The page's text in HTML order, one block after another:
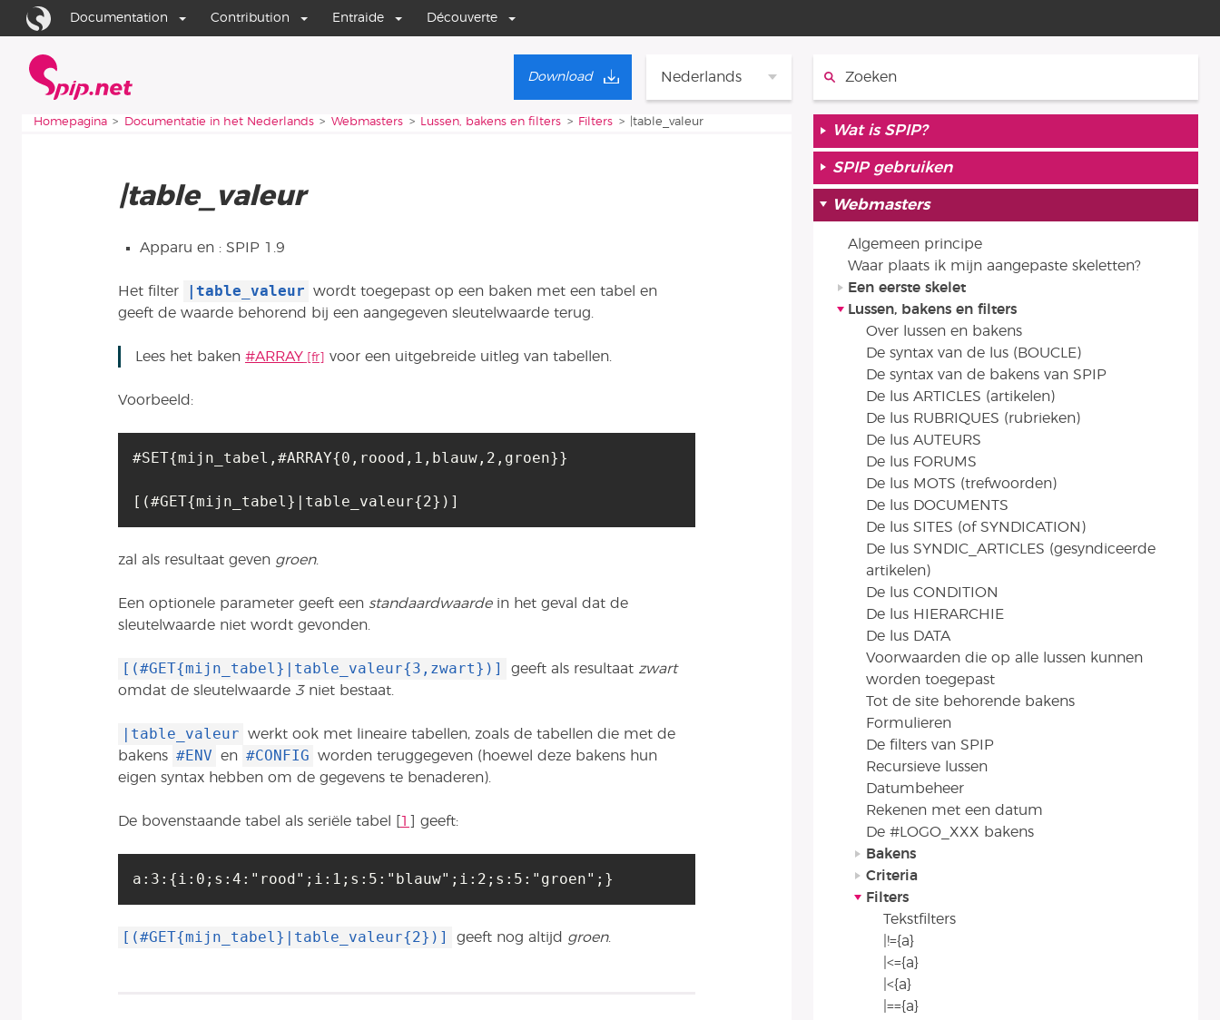
Ga naar de inhoud
Ga naar de navigatie
Documentation Contribution Entraide Découverte
Nederlands
Download
Je bent hier:
Homepagina Documentatie in het Nederlands Webmasters Lussen, bakens en filters Filters |table_valeur
|table_valeur
Apparu en : SPIP 1.9
Het filter |table_valeur
wordt toegepast op een baken met een tabel en
geeft de waarde behorend bij een aangegeven sleutelwaarde terug.
Lees het baken #ARRAY voor een uitgebreide uitleg van tabellen.
Voorbeeld:
#SET{mijn_tabel,#ARRAY{0,roood,1,blauw,2,groen}}
[(#GET{mijn_tabel}|table_valeur{2})]
zal als resultaat geven groen.
Een optionele parameter geeft een standaardwaardein het geval dat de
sleutelwaarde niet wordt gevonden.
[(#GET{mijn_tabel}|table_valeur{3,zwart})] geeft als resultaat zwart
omdat de sleutelwaarde 3niet bestaat.
|table_valeur
werkt ook met lineaire tabellen, zoals de tabellen die met de
bakens #ENV en #CONFIG
worden teruggegeven (hoewel deze bakens hun
eigen syntax hebben om de gegevens te benaderen).
De bovenstaande tabel als seriële tabel 1 geeft:
a:3:{i:0;s:4:"rood";i:1;s:5:"blauw";i:2;s:5:"groen";}
[(#GET{mijn_tabel}|table_valeur{2})] geeft nog altijd groen.
Wat is SPIP?
SPIP gebruiken
Webmasters
Algemeen principe
Waar plaats ik mijn aangepaste skeletten?
Een eerste skelet
Lussen, bakens en filters
Over lussen en bakens
De syntax van de lus (BOUCLE)
De syntax van de bakens van SPIP
De lus ARTICLES (artikelen)
De lus RUBRIQUES (rubrieken)
De lus AUTEURS
De lus FORUMS
De lus MOTS (trefwoorden)
De lus DOCUMENTS
De lus SITES (of SYNDICATION)
De lus SYNDIC_ARTICLES (gesyndiceerde
artikelen)
De lus CONDITION
De lus HIERARCHIE
De lus DATA
Voorwaarden die op alle lussen kunnen
worden toegepast
Tot de site behorende bakens
Formulieren
De filters van SPIP
Recursieve lussen
Datumbeheer
Rekenen met een datum
De #LOGO_XXX bakens
Bakens
Criteria
Filters
Tekstfilters
|!={a}
|<={a}
|<{a}
|=={a}